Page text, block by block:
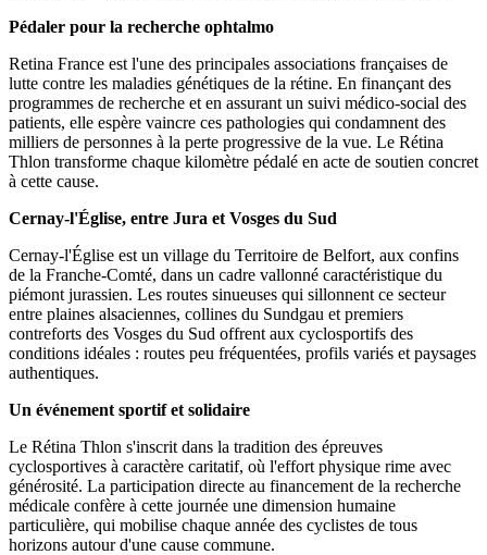
Pédaler pour la recherche ophtalmo
Retina France est l'une des principales associations françaises de
lutte contre les maladies génétiques de la rétine. En finançant des
programmes de recherche et en assurant un suivi médico-social des
patients, elle espère vaincre ces pathologies qui condamnent des
milliers de personnes à la perte progressive de la vue. Le Rétina
Thlon transforme chaque kilomètre pédalé en acte de soutien concret
à cette cause.
Cernay-l'Église, entre Jura et Vosges du Sud
Cernay-l'Église est un village du Territoire de Belfort, aux confins
de la Franche-Comté, dans un cadre vallonné caractéristique du
piémont jurassien. Les routes sinueuses qui sillonnent ce secteur
entre plaines alsaciennes, collines du Sundgau et premiers
contreforts des Vosges du Sud offrent aux cyclosportifs des
conditions idéales : routes peu fréquentées, profils variés et paysages
authentiques.
Un événement sportif et solidaire
Le Rétina Thlon s'inscrit dans la tradition des épreuves
cyclosportives à caractère caritatif, où l'effort physique rime avec
générosité. La participation directe au financement de la recherche
médicale confère à cette journée une dimension humaine
particulière, qui mobilise chaque année des cyclistes de tous
horizons autour d'une cause commune.